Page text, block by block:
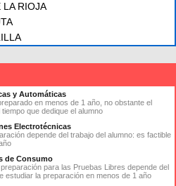
LA RIOJA
y Automáticas
en menos de 1 año, no obstante el
que dedique el alumno
Electrotécnicas
depende del trabajo del alumno: es factible
de Consumo
para las Pruebas Libres depende del
estudiar la preparación en menos de 1 año